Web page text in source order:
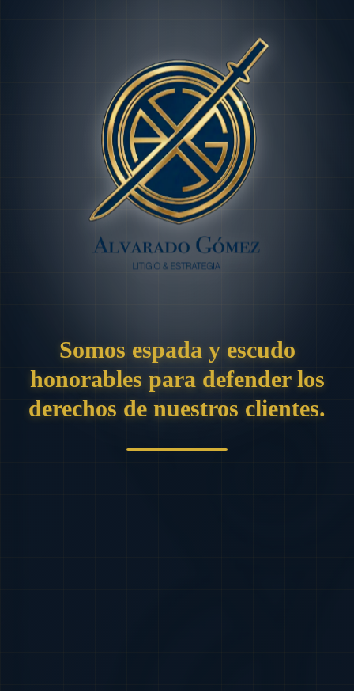
Somos espada y escudo
honorables para defender los
derechos de nuestros clientes.